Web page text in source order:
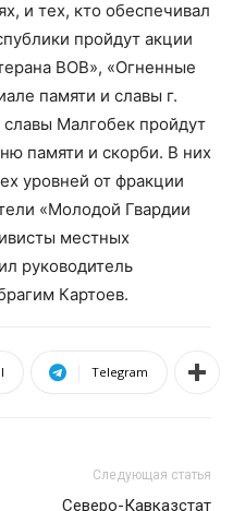
и тех, кто обеспечивал
пройдут акции
ВОВ», «Огненные
памяти и славы г.
славы Малгобек пройдут
памяти и скорби. В них
уровней от фракции
«Молодой Гвардии
местных
руководитель
Картоев.
Telegram
Следующая статья
Северо-Кавказстат